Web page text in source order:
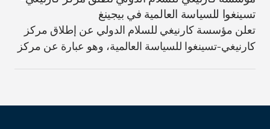
تسينغوا للسياسة العالمية في بيجينغ
تعلن مؤسسة كارنيغي للسلام الدولي عن إطلاق مركز
كارنيغي-تسينغوا للسياسة العالمية، وهو عبارة عن مركز